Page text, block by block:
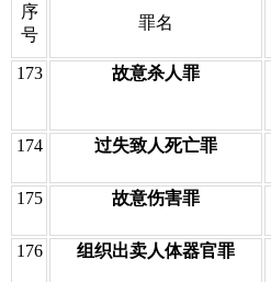
序
号
罪名
173 故意杀人罪
174 过失致人死亡罪
175 故意伤害罪
176 组织出卖人体器官罪